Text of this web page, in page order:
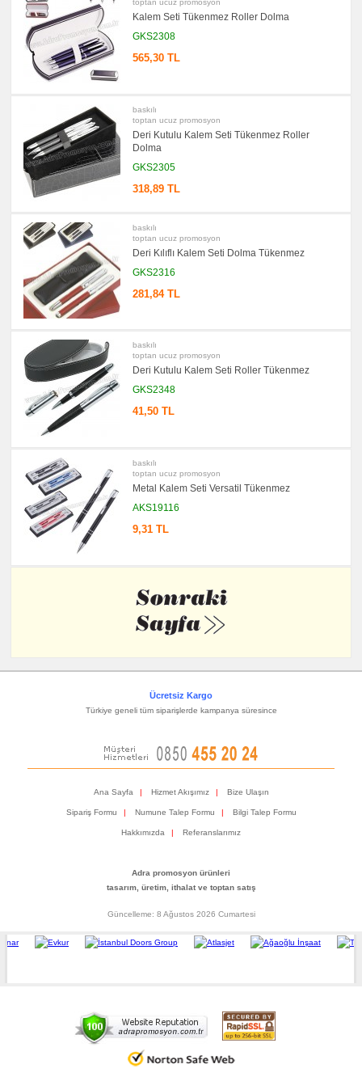
toptan ucuz promosyon
Kalem Seti Tükenmez Roller Dolma
GKS2308
565,30 TL
baskılı
toptan ucuz promosyon
Deri Kutulu Kalem Seti Tükenmez Roller
Dolma
GKS2305
318,89 TL
baskılı
toptan ucuz promosyon
Deri Kılıflı Kalem Seti Dolma Tükenmez
GKS2316
281,84 TL
baskılı
toptan ucuz promosyon
Deri Kutulu Kalem Seti Roller Tükenmez
GKS2348
41,50 TL
baskılı
toptan ucuz promosyon
Metal Kalem Seti Versatil Tükenmez
AKS19116
9,31 TL
Sümen
Takımı
promosyon
Yapışkan
Notluk
Seti
&
promosyon
Bilgisayar
Aksesuarları
promosyon
Diğer
Ürünler
Ücretsiz Kargo
Türkiye geneli tüm siparişlerde kampanya süresince
Ana Sayfa | Hizmet Akışımız | Bize Ulaşın
Sipariş Formu | Numune Talep Formu | Bilgi Talep Formu
Hakkımızda | Referanslarımız
Adra promosyon ürünleri
tasarım, üretim, ithalat ve toptan satış
Güncelleme: 8 Ağustos 2026 Cumartesi